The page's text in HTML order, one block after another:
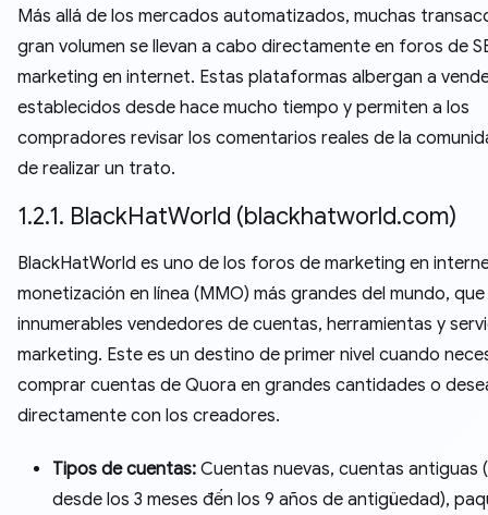
Más allá de los mercados automatizados, muchas
gran volumen se llevan a cabo directamente en foros de
marketing en internet. Estas plataformas albergan a
establecidos desde hace mucho tiempo y permiten a los
compradores revisar los comentarios reales de la
de realizar un trato.
1.2.1. BlackHatWorld (blackhatworld.com)
BlackHatWorld es uno de los foros de marketing en
monetización en línea (MMO) más grandes del mundo,
innumerables vendedores de cuentas, herramientas y
marketing. Este es un destino de primer nivel cuando
comprar cuentas de Quora en grandes cantidades o
directamente con los creadores.
Tipos de cuentas: Cuentas nuevas, cuentas antiguas
desde los 3 meses đến los 9 años de antigüedad),